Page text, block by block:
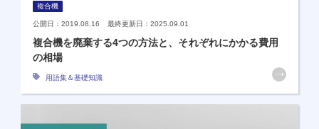
複合機
公開日：2019.08.16 最終更新日：2025.09.01
複合機を廃棄する4つの方法と、それぞれにかかる費用
の相場
用語集＆基礎知識